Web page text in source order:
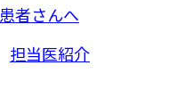
患者さんへ
担当医紹介